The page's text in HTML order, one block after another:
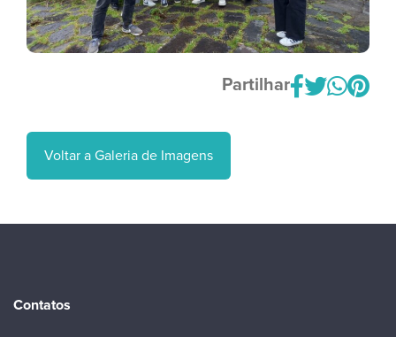
Partilhar
Voltar a Galeria de Imagens
Contatos